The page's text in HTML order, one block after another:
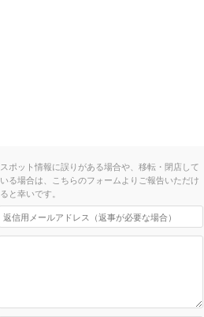
スポット情報に誤りがある場合や、移転・閉店して
いる場合は、こちらのフォームよりご報告いただけ
ると幸いです。